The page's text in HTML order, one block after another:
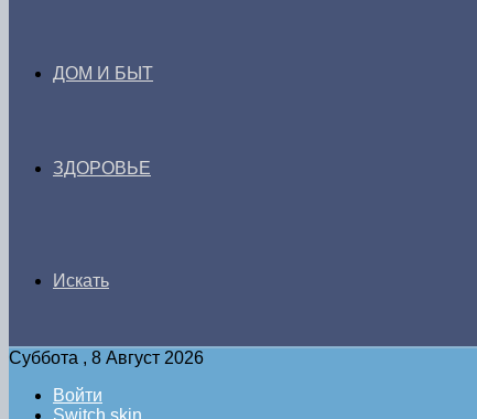
ДОМ И БЫТ
ЗДОРОВЬЕ
Искать
Суббота , 8 Август 2026
Войти
Switch skin